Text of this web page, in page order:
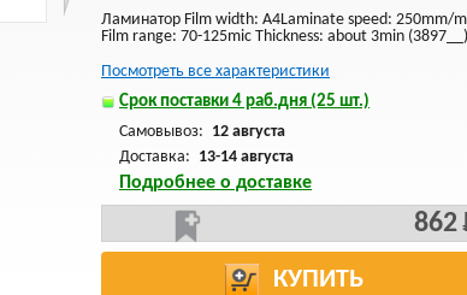
Ламинатор Film width: A4Laminate speed: 250mm/
Film range: 70-125mic Thickness: about 3min (3897__)
Посмотреть все характеристики
Срок поставки 4 раб.дня (25 шт.)
Самовывоз: 12 августа
Доставка: 13-14 августа
Подробнее о доставке
862
КУПИТЬ